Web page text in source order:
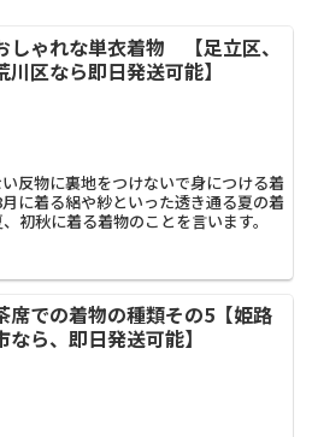
しゃれな単衣着物 【足立区、
川区なら即日発送可能】
反物に裏地をつけないで身につける着
に着る絽や紗といった透き通る夏の着
初秋に着る着物のことを言います。
席での着物の種類その5【姫路
なら、即日発送可能】